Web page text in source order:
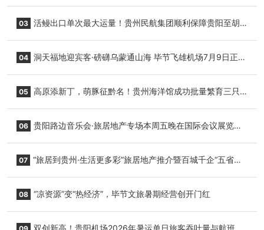
03 活鳗出口单次最大运量！贵州民航集团顺利保障贵阳至胡
04 洞天福地迎宾客·磅礴乌蒙通山海 毕节飞雄机场7月9日正式
05 高原添新丁，萌豚征黔名！贵州海洋馆成功批量繁育三只
06 贵阳路边音乐会·旅居地产专场本周五晚在国际会议展览中
07 “旅居到贵州·生活更多彩”旅居地产推介暨百城千企“五省
08 “凉资源”变“热经济”，毕节文旅暑期经营创开门红